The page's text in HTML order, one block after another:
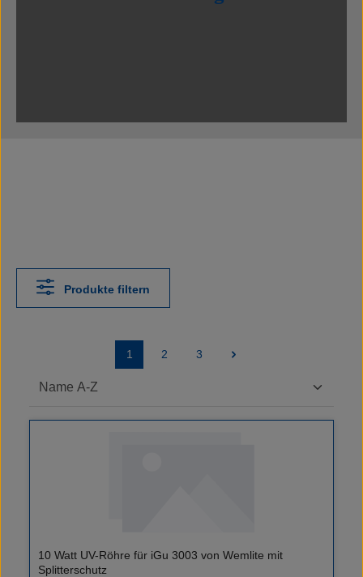
Produkte filtern
Seite
1
Seite
2
Seite
3
10 Watt UV-Röhre für iGu 3003 von Wemlite mit
Splitterschutz